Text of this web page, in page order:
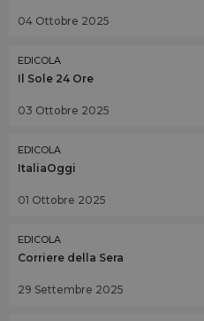
04 Ottobre 2025
EDICOLA
Il Sole 24 Ore
03 Ottobre 2025
EDICOLA
ItaliaOggi
01 Ottobre 2025
EDICOLA
Corriere della Sera
29 Settembre 2025